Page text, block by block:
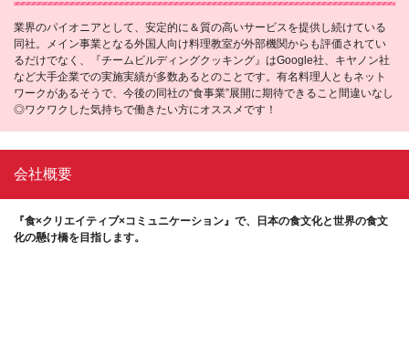
業界のパイオニアとして、安定的に＆質の高いサービスを提供し続けている
同社。メイン事業となる外国人向け料理教室が外部機関からも評価されてい
るだけでなく、『チームビルディングクッキング』はGoogle社、キヤノン社
など大手企業での実施実績が多数あるとのことです。有名料理人ともネット
ワークがあるそうで、今後の同社の“食事業”展開に期待できること間違いなし
◎ワクワクした気持ちで働きたい方にオススメです！
会社概要
『食×クリエイティブ×コミュニケーション』で、日本の食文化と世界の食文
化の懸け橋を目指します。